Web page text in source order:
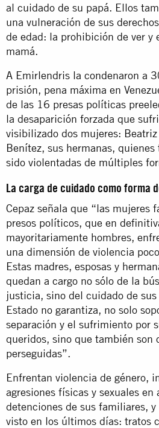
al cuidado de su papá. Ellos
una vulneración de sus
de edad: la prohibición de ver y
mamá.
A Emirlendris la condenaron a
prisión, pena máxima en
de las 16 presas políticas
la desaparición forzada que
visibilizado dos mujeres:
Benítez, sus hermanas,
sido violentadas de múltiples
La carga de cuidado como forma
Cepaz señala que “las mujeres
presos políticos, que en
mayoritariamente hombres,
una dimensión de violencia
Estas madres, esposas y
quedan a cargo no sólo de la
justicia, sino del cuidado de
Estado no garantiza, no solo
separación y el sufrimiento por
queridos, sino que también son
perseguidas”.
Enfrentan violencia de género,
agresiones físicas y sexuales en
detenciones de sus familiares, y
visto en los últimos días: tratos